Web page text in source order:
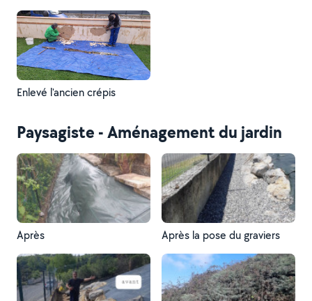
Enlevé l'ancien crépis
Paysagiste - Aménagement du jardin
Après Après la pose du graviers